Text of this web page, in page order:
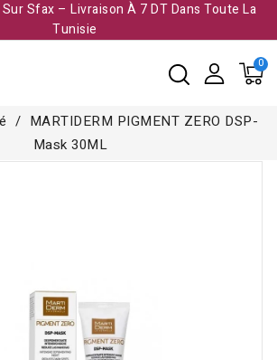
Sfax – Livraison À 7 DT Dans Toute La
Tunisie​
MARTIDERM PIGMENT ZERO DSP-
Mask 30ML